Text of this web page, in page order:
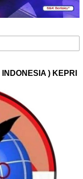
) KEPRI